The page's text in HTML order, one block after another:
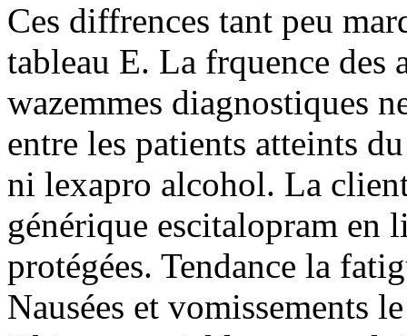
Ces diffrences tant peu
tableau E. La frquence des
wazemmes diagnostiques
entre les patients atteints
ni lexapro alcohol. La
générique escitalopram en
protégées. Tendance la
Nausées et vomissements